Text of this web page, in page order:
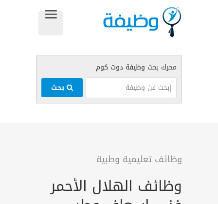
وظائف تعليمية وطبية
وظائف الهلال الأحمر